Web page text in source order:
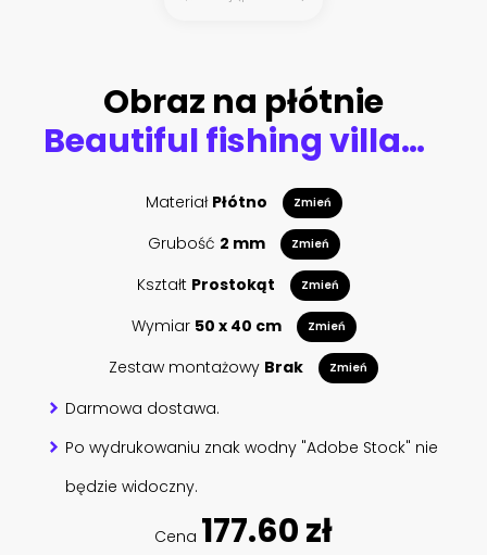
Obraz na płótnie
Beautiful fishing village on fjord. Beautiful nature with blue sky, reflection in water, rocky beach and fishing house (rorby). Lofoten, Reine, Norway
Materiał Płótno Zmień
Grubość 2 mm Zmień
Kształt Prostokąt Zmień
Wymiar 50 x 40 cm Zmień
Zestaw montażowy Brak Zmień
Darmowa dostawa.
Po wydrukowaniu znak wodny "Adobe Stock" nie
będzie widoczny.
Cena 177.60 zł